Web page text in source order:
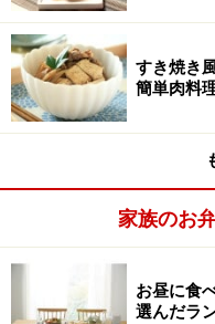
2
その他の材料を切る
ねぎは白い部分はぶつ
し、水気をよく切りま
しいたけはいしづきを
すき焼き
簡単肉料
家族のお
お昼に食
選んだラ